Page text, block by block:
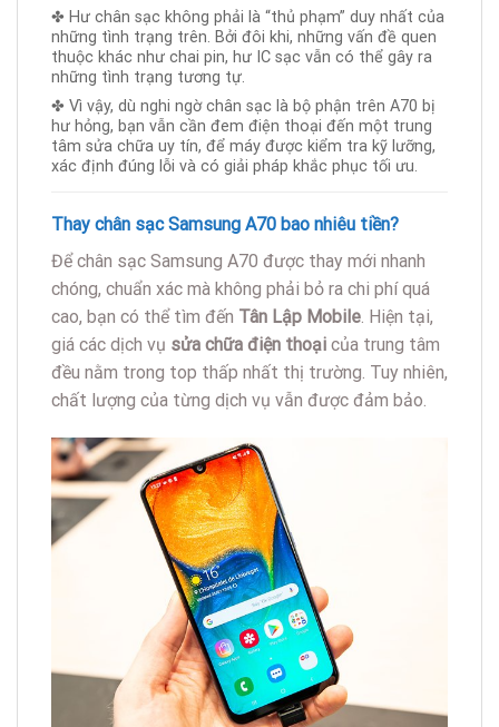
✤ Hư chân sạc không phải là “thủ phạm” duy nhất của
những tình trạng trên. Bởi đôi khi, những vấn đề quen
thuộc khác như chai pin, hư IC sạc vẫn có thể gây ra
những tình trạng tương tự.
✤ Vì vậy, dù nghi ngờ chân sạc là bộ phận trên A70 bị
hư hỏng, bạn vẫn cần đem điện thoại đến một trung
tâm sửa chữa uy tín, để máy được kiểm tra kỹ lưỡng,
xác định đúng lỗi và có giải pháp khắc phục tối ưu.
Thay chân sạc Samsung A70 bao nhiêu tiền?
Để chân sạc Samsung A70 được thay mới nhanh
chóng, chuẩn xác mà không phải bỏ ra chi phí quá
cao, bạn có thể tìm đến Tân Lập Mobile. Hiện tại,
giá các dịch vụ sửa chữa điện thoại của trung tâm
đều nằm trong top thấp nhất thị trường. Tuy nhiên,
chất lượng của từng dịch vụ vẫn được đảm bảo.